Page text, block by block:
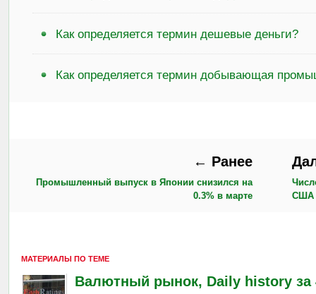
Как определяется термин дешевые деньги?
Как определяется термин добывающая
← Ранее
Промышленный выпуск в Японии снизился на
0.3% в марте
США
МАТЕРИАЛЫ ПО ТЕМЕ
Валютный рынок, Daily history за